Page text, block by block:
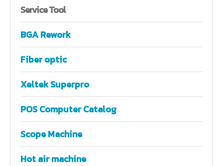
ServiceTool
BGA Rework
Fiber optic
Xeltek Superpro
POS Computer Catalog
Scope Machine
Hot air machine